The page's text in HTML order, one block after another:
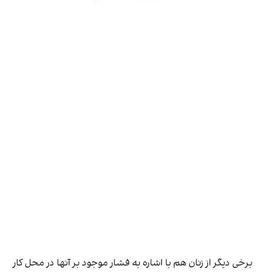
برخی دیگر از زنان هم با اشاره به فشار موجود بر آنها در محل کار